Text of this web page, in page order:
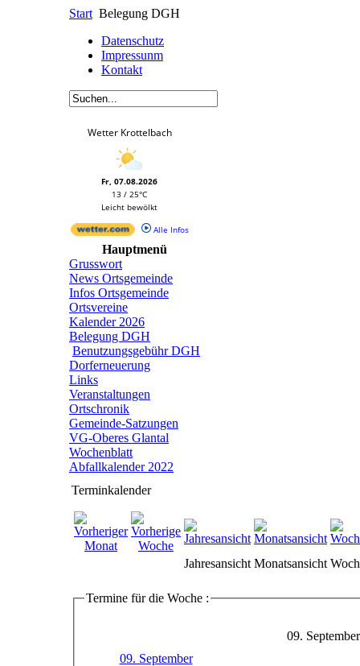
Start Belegung DGH
Datenschutz
Impressunm
Kontakt
Wetter Krottelbach
Fr, 07.08.2026
13 / 25°C
Leicht bewölkt
Alle Infos
Hauptmenü
Grusswort
News Ortsgemeinde
Infos Ortsgemeinde
Ortsvereine
Kalender 2026
Belegung DGH
Benutzungsgebühr DGH
Dorferneuerung
Links
Veranstaltungen
Ortschronik
Gemeinde-Satzungen
VG-Oberes Glantal
Wochenblatt
Abfallkalender 2022
Terminkalender
Jahresansicht Monatsansicht
Termine für die Woche :
09.
09. September